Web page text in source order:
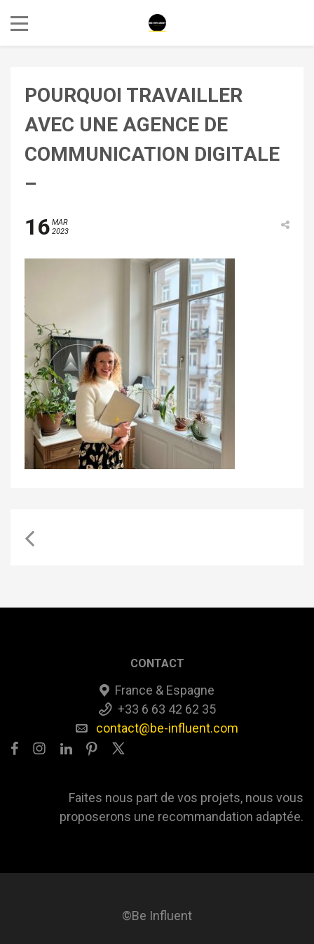
POURQUOI TRAVAILLER
AVEC UNE AGENCE DE
COMMUNICATION DIGITALE
–
16 MAR
2023
CONTACT
France & Espagne
+33 6 63 42 62 35
contact@be-influent.com
Faites nous part de vos projets, nous vous
proposerons une recommandation adaptée.
©Be Influent